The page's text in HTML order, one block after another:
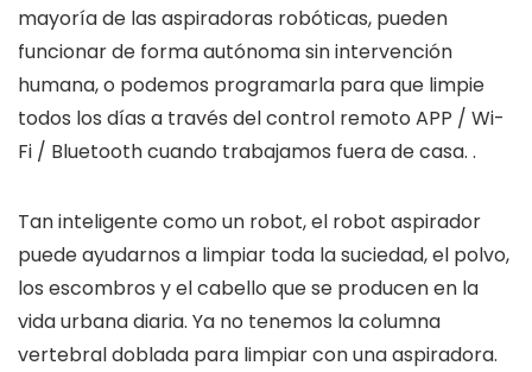
mayoría de las aspiradoras robóticas, pueden
funcionar de forma autónoma sin intervención
humana, o podemos programarla para que limpie
todos los días a través del control remoto APP / Wi-
Fi / Bluetooth cuando trabajamos fuera de casa. .
Tan inteligente como un robot, el robot aspirador
puede ayudarnos a limpiar toda la suciedad, el polvo,
los escombros y el cabello que se producen en la
vida urbana diaria. Ya no tenemos la columna
vertebral doblada para limpiar con una aspiradora.